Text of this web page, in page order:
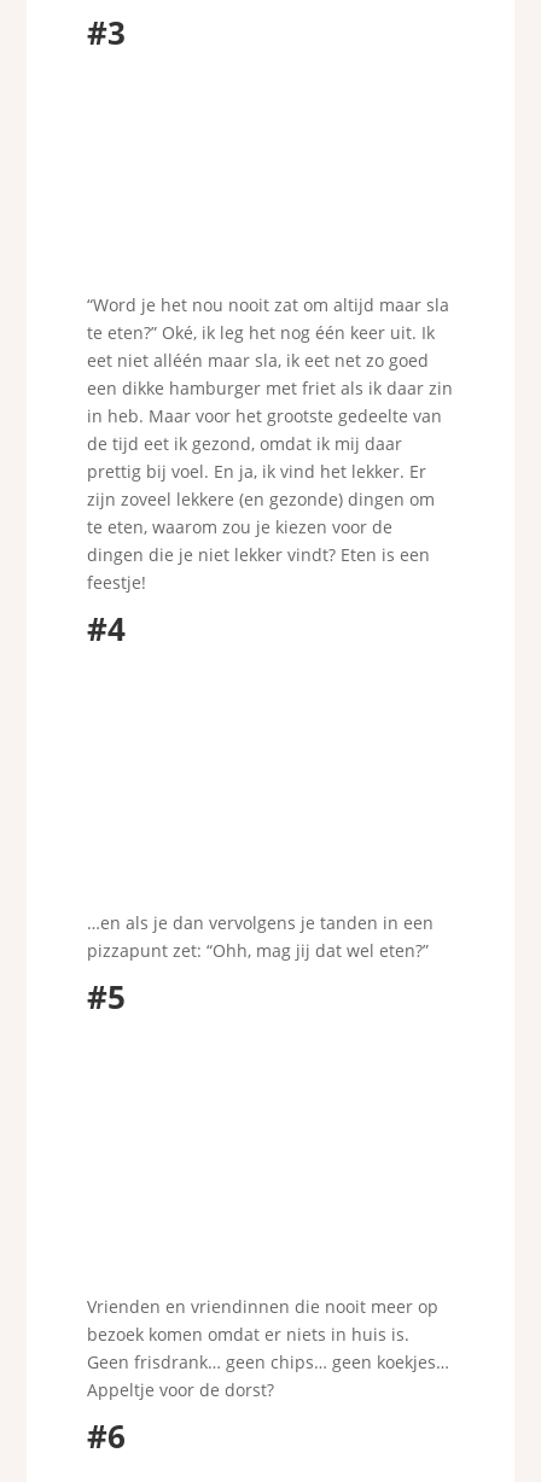
#3
“Word je het nou nooit zat om altijd maar sla
te eten?” Oké, ik leg het nog één keer uit. Ik
eet niet alléén maar sla, ik eet net zo goed
een dikke hamburger met friet als ik daar zin
in heb. Maar voor het grootste gedeelte van
de tijd eet ik gezond, omdat ik mij daar
prettig bij voel. En ja, ik vind het lekker. Er
zijn zoveel lekkere (en gezonde) dingen om
te eten, waarom zou je kiezen voor de
dingen die je niet lekker vindt? Eten is een
feestje!
#4
…en als je dan vervolgens je tanden in een
pizzapunt zet: “Ohh, mag jij dat wel eten?”
#5
Vrienden en vriendinnen die nooit meer op
bezoek komen omdat er niets in huis is.
Geen frisdrank… geen chips… geen koekjes…
Appeltje voor de dorst?
#6